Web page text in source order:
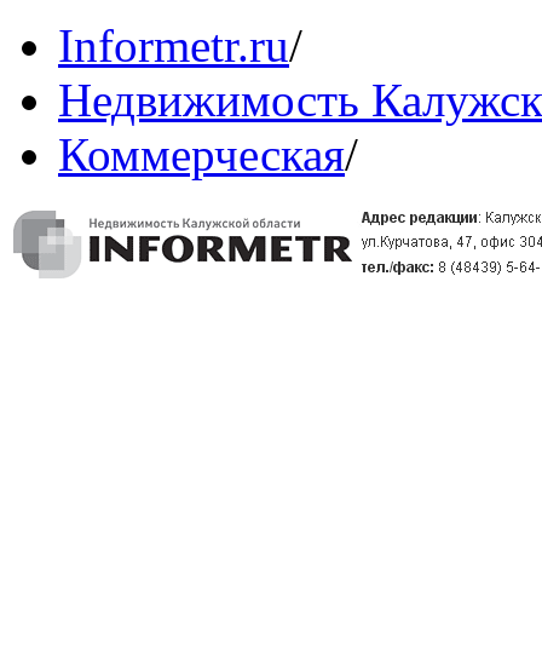
Informetr.ru/
Недвижимость
Коммерческая/